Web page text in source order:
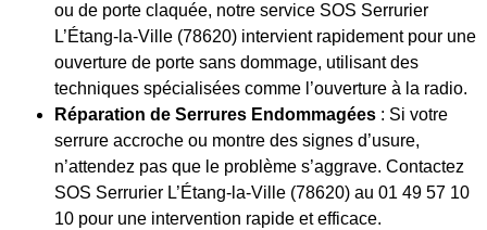
ou de porte claquée, notre service SOS Serrurier
L’Étang-la-Ville (78620) intervient rapidement pour une
ouverture de porte sans dommage, utilisant des
techniques spécialisées comme l’ouverture à la radio.
Réparation de Serrures Endommagées : Si votre
serrure accroche ou montre des signes d’usure,
n’attendez pas que le problème s’aggrave. Contactez
SOS Serrurier L’Étang-la-Ville (78620) au 01 49 57 10
10 pour une intervention rapide et efficace.